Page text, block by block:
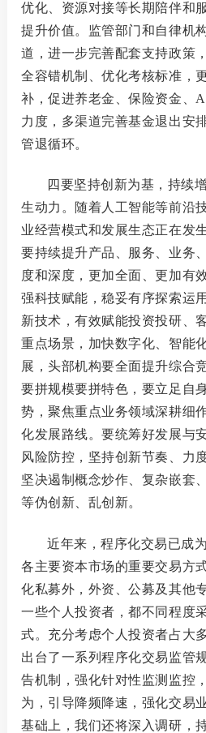
优化、资源对接等长期陪伴和
提升价值。监管部门和自律机
道，进一步完善配套支持政策
全容错机制、优化考核标准，
补，促进养老金、保险资金、
力度，多渠道完善基金退出安
管退循环。
四要坚持创新为基，持续
生动力。
随着人工智能等前沿
业经营模式和发展生态正在发
要持续提升产品、服务、业务
度和深度，更加全面、更加有
强科技赋能，稳妥有序探索运
新技术，有效赋能投资投研、
重点场景，加快数字化、智能
展，头部机构要全面提升综合
要拼规模要拼特色，要立足自
势，聚焦重点业务领域深耕细
化发展路线。要统筹好发展与
风险防控，坚持创新节奏、力
坚决遏制概念炒作、复杂嵌套
等伪创新、乱创新。
近年来，程序化交易已成
各主要资本市场的重要交易方式
化私募外，外资、公募及其他
一些个人投资者，都不同程度
式。充分考虑个人投资者占大
出台了一系列程序化交易监管
告机制，强化针对性监测监控
为，引导降频降速，强化交易
基础上，我们还将深入调研，